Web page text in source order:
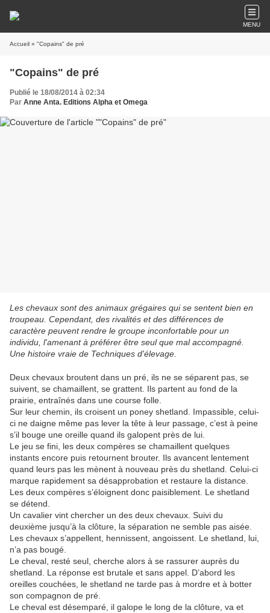
MENU
Accueil » "Copains" de pré
"Copains" de pré
Publié le 18/08/2014 à 02:34
Par Anne Anta. Editions Alpha et Omega
Les chevaux sont des animaux grégaires qui se sentent bien en
troupeau. Cependant, des rivalités et des différences de
caractère peuvent rendre le groupe inconfortable pour un
individu, l'amenant à préférer être seul que mal accompagné.
Une histoire vraie de Techniques d'élevage.
Deux chevaux broutent dans un pré, ils ne se séparent pas, se
suivent, se chamaillent, se grattent. Ils partent au fond de la
prairie, entraînés dans une course folle.
Sur leur chemin, ils croisent un poney shetland. Impassible, celui-
ci ne daigne même pas lever la tête à leur passage, c’est à peine
s’il bouge une oreille quand ils galopent près de lui.
Le jeu se fini, les deux compères se chamaillent quelques
instants encore puis retournent brouter. Ils avancent lentement
quand leurs pas les mènent à nouveau près du shetland. Celui-ci
marque rapidement sa désapprobation et restaure la distance.
Les deux compères s’éloignent donc paisiblement. Le shetland
se détend.
Un cavalier vint chercher un des deux chevaux. Suivi du
deuxième jusqu’à la clôture, la séparation ne semble pas aisée.
Les chevaux s’appellent, hennissent, angoissent. Le shetland, lui,
n’a pas bougé.
Le cheval, resté seul, cherche alors à se rassurer auprès du
shetland. La réponse est brutale et sans appel. D’abord les
oreilles couchées, le shetland ne tarde pas à mordre et à botter
son compagnon de pré.
Le cheval est désemparé, il galope le long de la clôture, va et